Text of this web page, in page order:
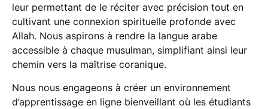
leur permettant de le réciter avec précision tout en
cultivant une connexion spirituelle profonde avec
Allah. Nous aspirons à rendre la langue arabe
accessible à chaque musulman, simplifiant ainsi leur
chemin vers la maîtrise coranique.
Nous nous engageons à créer un environnement
d’apprentissage en ligne bienveillant où les étudiants